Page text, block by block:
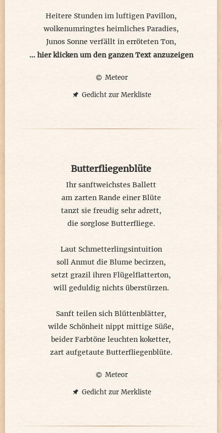
Heitere Stunden im luftigen Pavillon,
wolkenumringtes heimliches Paradies,
Junos Sonne verfällt in erröteten Ton,
als Strahlen durch den Himmel schießt.
Weit ausgedehnte Erde nimmt es wahr,
aus der Göttin Schoß ergossene Pracht,
sommerlich lässt Juno die Liebe frei,
unbeherrscht sich die Natur nun zeigt.
... hier klicken um den ganzen Text anzuzeigen
Meteor
Gedicht zur Merkliste
Butterfliegenblüte
Ihr sanftweichstes Ballett
am zarten Rande einer Blüte
tanzt sie freudig sehr adrett,
die sorglose Butterfliege.
Laut Schmetterlingsintuition
soll Anmut die Blume becirzen,
setzt grazil ihren Flügelflatterton,
will geduldig nichts überstürzen.
Sanft teilen sich Blüttenblätter,
wilde Schönheit nippt mittige Süße,
beider Farbtöne leuchten koketter,
zart aufgetaute Butterfliegenblüte.
Meteor
Gedicht zur Merkliste